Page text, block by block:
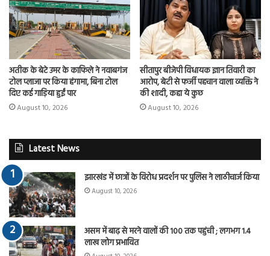
अतीक के बेटे उमर के काफिले ने नवाबगंज
टोल प्लाजा पर किया हंगामा, बिना टोल
दिए कई गाड़िया हुईं पार
August 10, 2026
सीतापुर बीजेपी विधायक ज्ञान तिवारी का
आरोप, बेटी से फर्जी पहचान वाला व्यक्ति ने
की शादी, कहा ये कुछ
August 10, 2026
Latest News
झारखंड में छात्रों के विरोध प्रदर्शन पर पुलिस ने लाठीचार्ज किया
August 10, 2026
असम में बाढ़ से मरने वालों की 100 तक पहुंची ; लगभग 1.4
लाख लोग प्रभावित